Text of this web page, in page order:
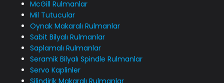
McGill Rulmanlar
Mil Tutucular
Oynak Makaralı Rulmanlar
Sabit Bilyalı Rulmanlar
Saplamalı Rulmanlar
Seramik Bilyalı Spindle Rulmanlar
Servo Kaplinler
Silindirik Makaralı Rulmanlar